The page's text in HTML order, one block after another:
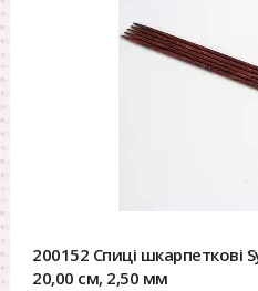
200152 Спиці шкарпеткові
20,00 см, 2,50 мм